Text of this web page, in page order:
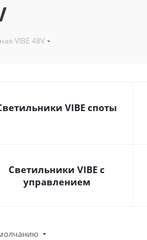
VIBE 48V
VIBE споты
Светильники VIBE с
управлением